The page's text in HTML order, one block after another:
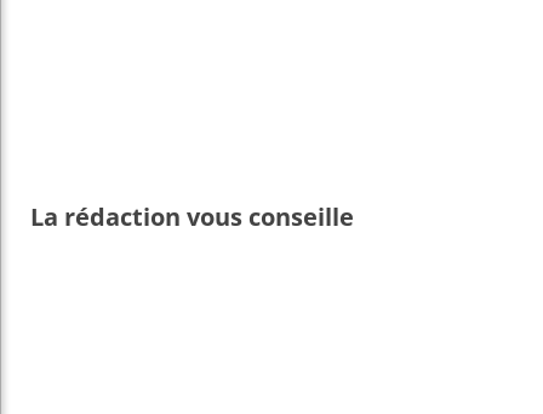
La rédaction vous conseille